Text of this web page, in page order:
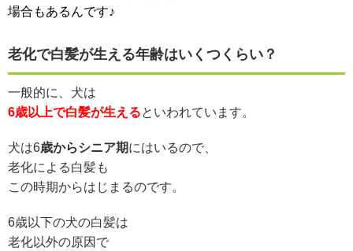
場合もあるんです♪
老化で白髪が生える年齢はいくつくらい？
一般的に、犬は
6歳以上で白髪が生えるといわれています。
犬は6歳からシニア期にはいるので、
老化による白髪も
この時期からはじまるのです。
6歳以下の犬の白髪は
老化以外の原因で